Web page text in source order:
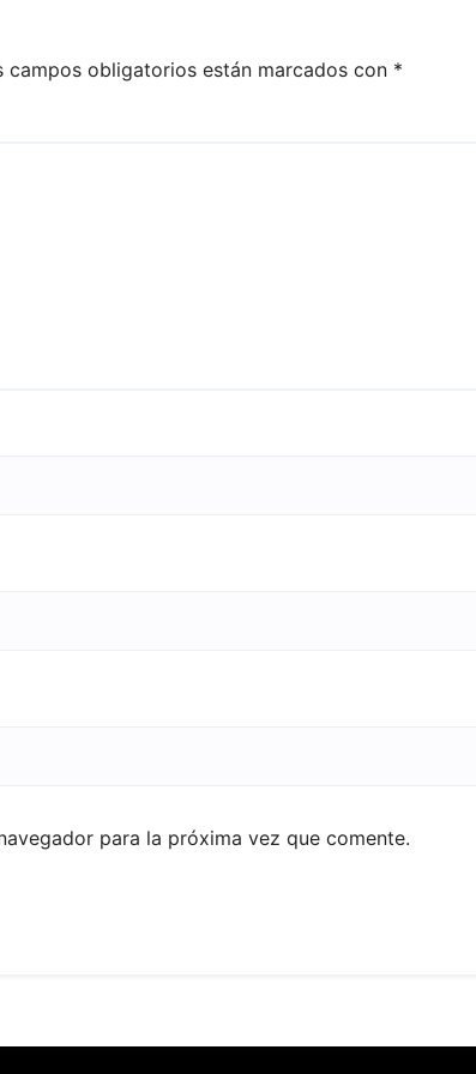
campos obligatorios están marcados con *
para la próxima vez que comente.